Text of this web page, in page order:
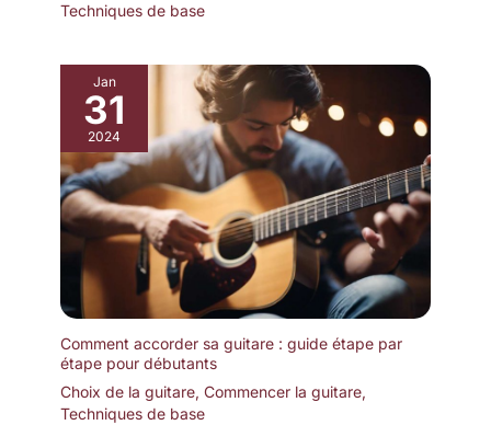
Techniques de base
Jan
31
2024
Comment accorder sa guitare : guide étape par
étape pour débutants
Choix de la guitare, Commencer la guitare,
Techniques de base